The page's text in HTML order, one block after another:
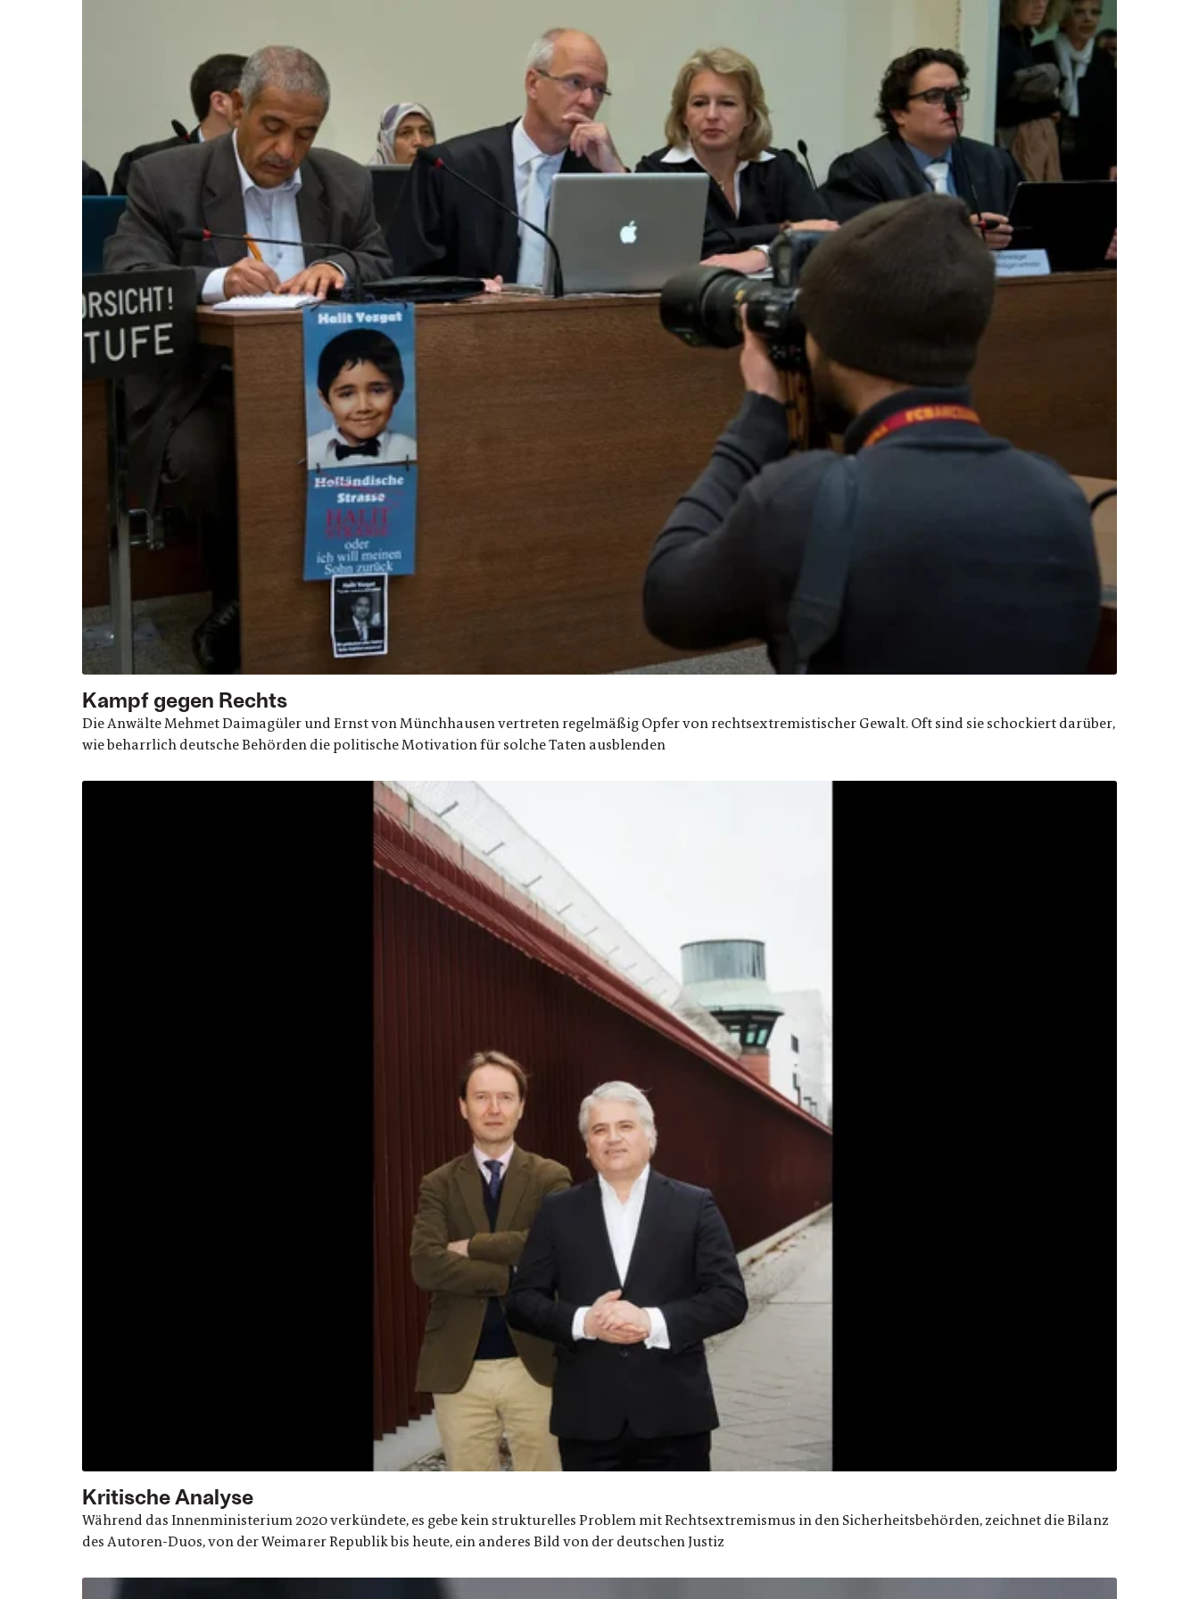
Kampf gegen Rechts
Die Anwälte Mehmet Daimagüler und Ernst von Münchhausen vertreten regelmäßig Opfer von rechtsextremistischer Gewalt. Oft sind sie schockiert darüber,
wie beharrlich deutsche Behörden die politische Motivation für solche Taten ausblenden
Kritische Analyse
Während das Innenministerium 2020 verkündete, es gebe kein strukturelles Problem mit Rechtsextremismus in den Sicherheitsbehörden, zeichnet die Bilanz
des Autoren-Duos, von der Weimarer Republik bis heute, ein anderes Bild von der deutschen Justiz